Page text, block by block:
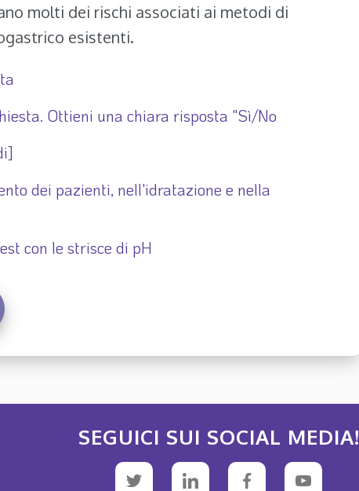
molti dei rischi associati ai metodi di
esistenti.
Ottieni una chiara risposta "Sì/No
dei pazienti, nell'idratazione e nella
con le strisce di pH
SEGUICI SUI SOCIAL MEDIA!